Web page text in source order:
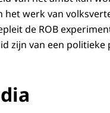
het werk van
de ROB
zijn van een politieke